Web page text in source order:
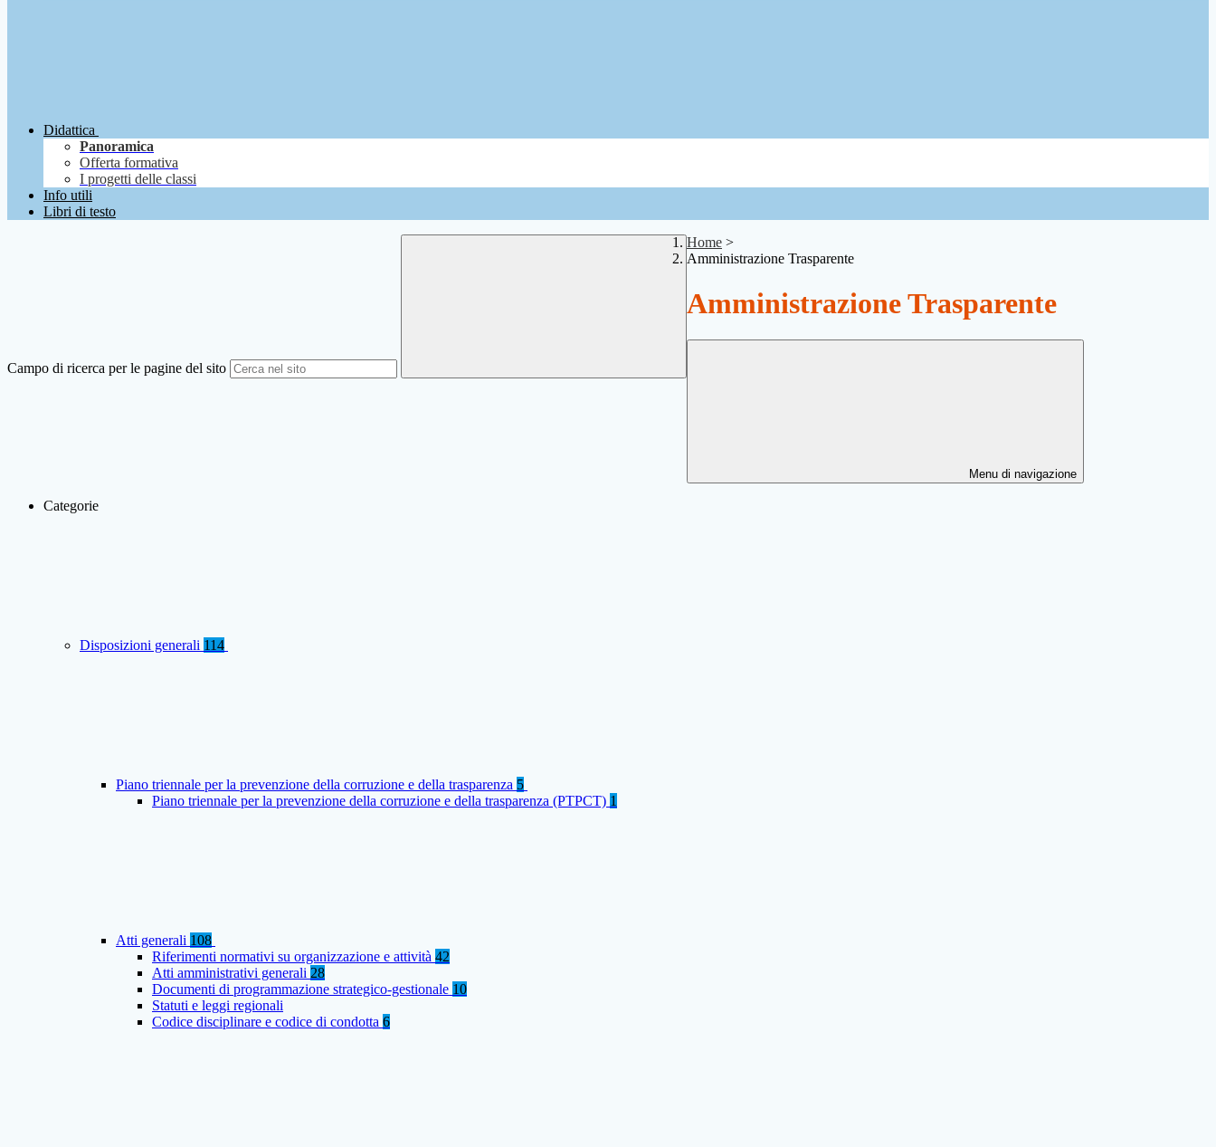
Didattica
Panoramica
Offerta formativa
I progetti delle classi
Info utili
Libri di testo
Campo di ricerca per le pagine del sito
Home >
Amministrazione Trasparente
Amministrazione Trasparente
Menu di navigazione
Categorie
Disposizioni generali 114
Piano triennale per la prevenzione della corruzione e della trasparenza 5
Piano triennale per la prevenzione della corruzione e della trasparenza (PTPCT) 1
Atti generali 108
Riferimenti normativi su organizzazione e attività 42
Atti amministrativi generali 28
Documenti di programmazione strategico-gestionale 10
Statuti e leggi regionali
Codice disciplinare e codice di condotta 6